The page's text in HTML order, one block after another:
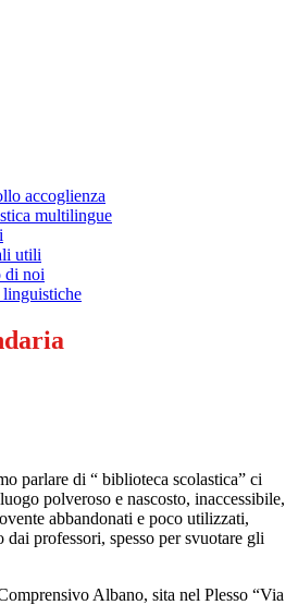
accoglienza
multilingue
utili
di noi
parlare di “ biblioteca scolastica” ci
polveroso e nascosto, inaccessibile,
abbandonati e poco utilizzati,
professori, spesso per svuotare gli
Albano, sita nel Plesso “Via